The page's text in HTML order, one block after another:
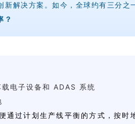
解决方案。如今，全球约有三分之
？
电子设备和 ADAS 系统
通过计划生产线平衡的方式，按时